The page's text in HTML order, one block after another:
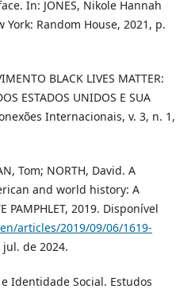
In: JONES, Nikole Hannah
York: Random House, 2021, p.
BLACK LIVES MATTER:
ESTADOS UNIDOS E SUA
Internacionais, v. 3, n. 1,
Tom; NORTH, David. A
and world history: A
PAMPHLET, 2019. Disponível
articles/2019/09/06/1619-
jul. de 2024.
Identidade Social. Estudos